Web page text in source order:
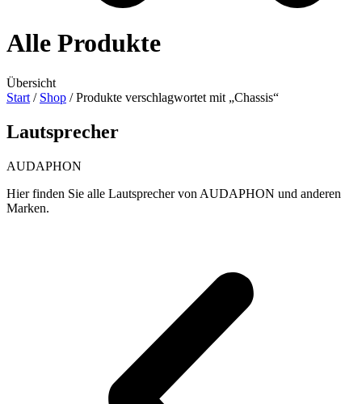
Alle Produkte
Übersicht
Start / Shop / Produkte verschlagwortet mit „Chassis“
Lautsprecher
AUDAPHON
Hier finden Sie alle Lautsprecher von AUDAPHON und anderen
Marken.